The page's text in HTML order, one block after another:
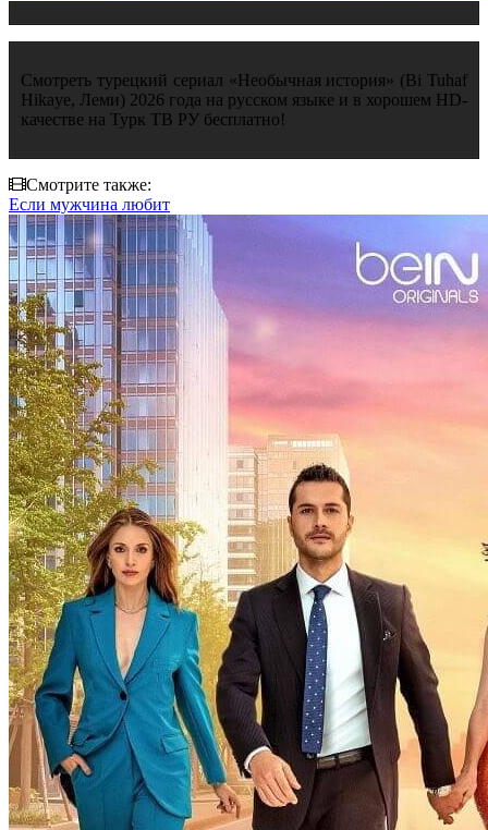
Смотреть турецкий сериал «Необычная история» (Bi Tuhaf
Hikaye, Леми) 2026 года на русском языке и в хорошем HD-
качестве на Турк ТВ РУ бесплатно!
Смотрите также:
Если мужчина любит